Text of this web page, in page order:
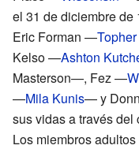
el 31 de diciembre
Eric Forman —
Kelso —Ashton
Masterson—, Fez —
—Mila Kunis— y
sus vidas a través
Los miembros